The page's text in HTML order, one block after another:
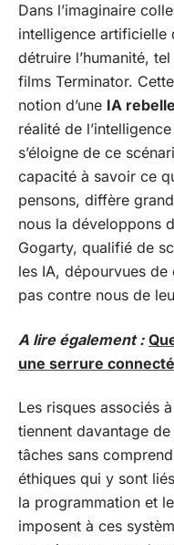
Dans l’imaginaire
intelligence artificielle
détruire l’humanité,
films Terminator.
notion d’une IA rebelle
réalité de
s’éloigne de ce
capacité à savoir ce
pensons, diffère
nous la développons
Gogarty, qualifié de
les IA, dépourvues
pas contre nous de
A lire également :
une serrure
Les risques associés
tiennent davantage
tâches sans
éthiques qui y sont
la programmation et
imposent à ces